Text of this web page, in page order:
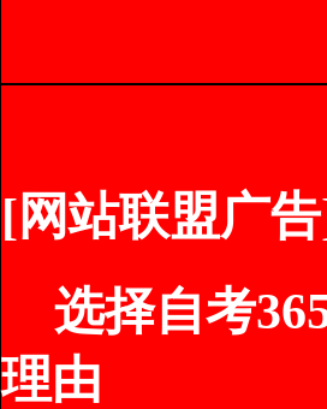
[网站联盟广
选择自考
理由